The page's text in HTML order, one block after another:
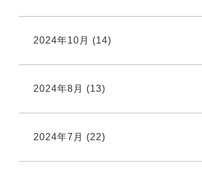
2024年10月 (14)
2024年8月 (13)
2024年7月 (22)